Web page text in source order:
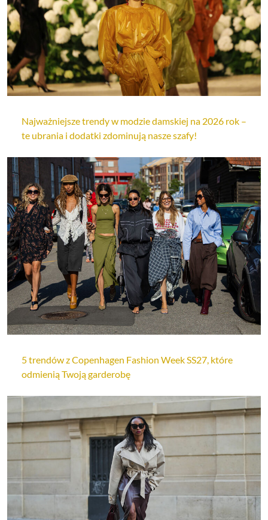
Najważniejsze trendy w modzie damskiej na 2026 rok –
te ubrania i dodatki zdominują nasze szafy!
5 trendów z Copenhagen Fashion Week SS27, które
odmienią Twoją garderobę